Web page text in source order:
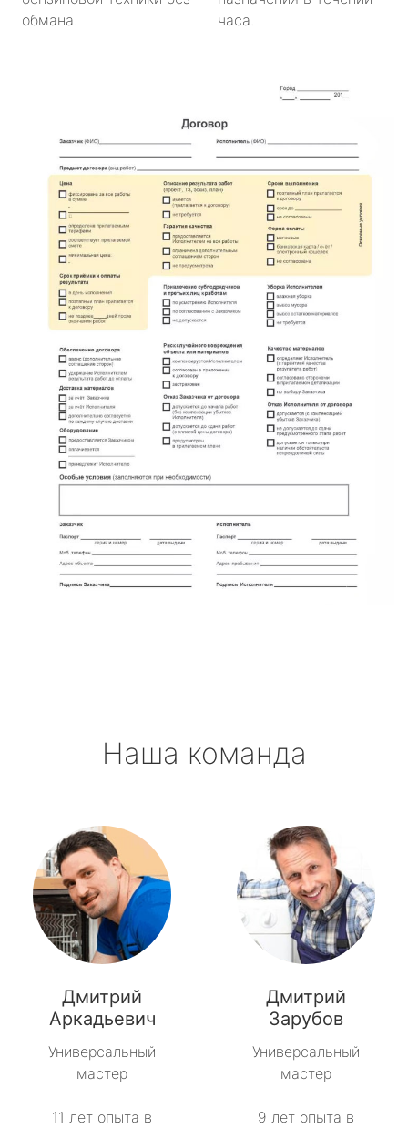
обмана.
часа.
Наша команда
Дмитрий
Аркадьевич
Универсальный
мастер
11 лет опыта в
Дмитрий
Зарубов
Универсальный
мастер
9 лет опыта в